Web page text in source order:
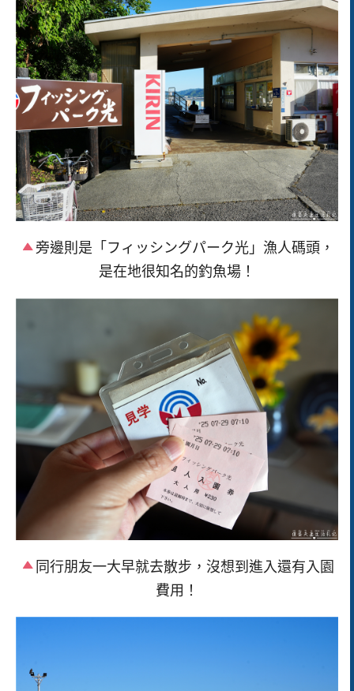
旁邊則是「フィッシングパーク光」漁人碼頭，
是在地很知名的釣魚場！
同行朋友一大早就去散步，沒想到進入還有入園
費用！